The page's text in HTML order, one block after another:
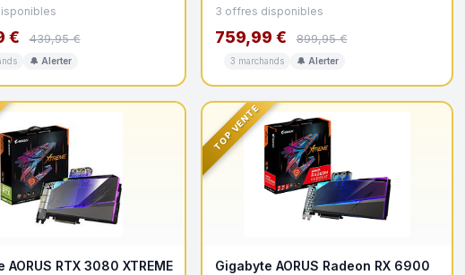
€ 439,95 €
🔔 Alerter
3 offres disponibles
759,99 € 899,95 €
3 marchands 🔔 Alerter
AORUS RTX 3080 XTREME
TOP VENTE
Gigabyte AORUS Radeon RX 6900